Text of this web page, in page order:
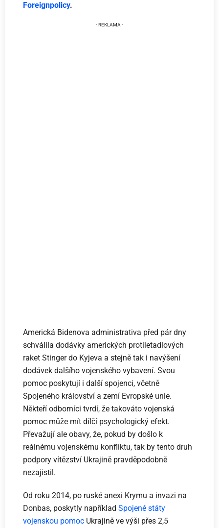
Foreignpolicy.
Americká Bidenova administrativa před pár dny
schválila dodávky amerických protiletadlových
raket Stinger do Kyjeva a stejně tak i navýšení
dodávek dalšího vojenského vybavení. Svou
pomoc poskytují i další ​​spojenci, včetně
Spojeného království a zemí Evropské unie.
Někteří odborníci tvrdí, že takováto vojenská
pomoc může mít dílčí psychologický efekt.
Převažují ale obavy, že, pokud by došlo k
reálnému vojenskému konfliktu, tak by tento druh
podpory vítězství Ukrajině pravděpodobně
nezajistil.
Od roku 2014, po ruské anexi Krymu a invazi na
Donbas, poskytly napříkladSpojené státy
vojenskou pomoc Ukrajině ve výši přes 2,5